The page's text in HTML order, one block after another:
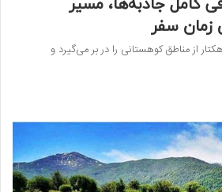
کامل جاذبه‌ها، مسیر
زمان سفر
از مناطق کوهستانی را در بر می‌گیرد و